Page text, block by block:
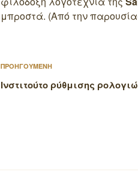
μπροστά. (Από την
Πλοήγηση
άρθρων
Προηγούμενο
άρθρο
ΠΡΟΗΓΟΥΜΕΝΗ
Ινστιτούτο ρύθμισης